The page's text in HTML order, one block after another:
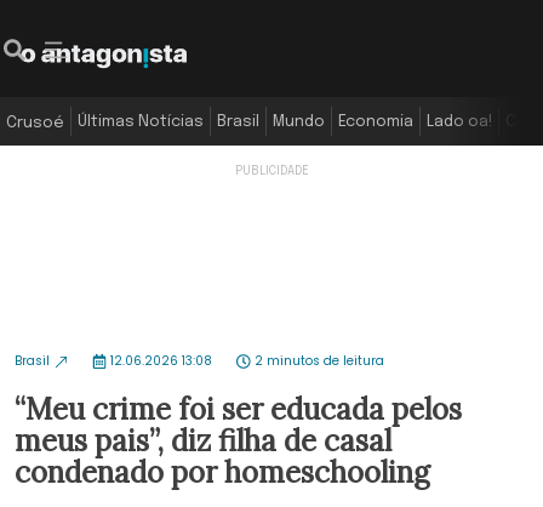
Crusoé Últimas Notícias Brasil Mundo Economia Lado oa!
Brasil 12.06.2026 13:08 2 minutos de leitura
“Meu crime foi ser educada pelos
meus pais”, diz filha de casal
condenado por homeschooling